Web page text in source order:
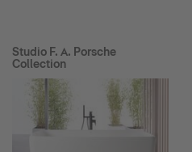
Studio F. A. Porsche
Collection